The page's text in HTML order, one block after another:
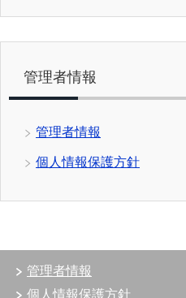
管理者情報
管理者情報
個人情報保護方針
管理者情報
個人情報保護方針